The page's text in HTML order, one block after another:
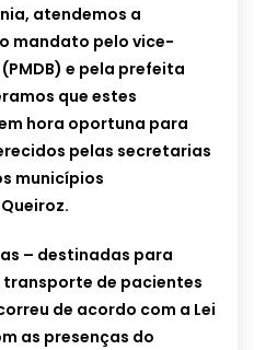
atendemos a
mandato pelo vice-
e pela prefeita
que estes
hora oportuna para
pelas secretarias
municípios
– destinadas para
transporte de pacientes
de acordo com a Lei
as presenças do